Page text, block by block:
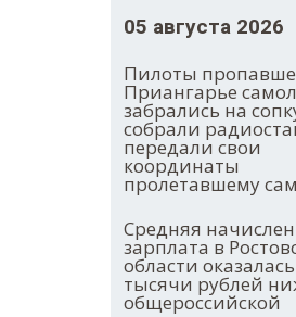
05 августа 2026
Пилоты
Приангарье
забрались на
собрали
передали свои
координаты
пролетавшему
Средняя
зарплата в
области
тысячи рублей
общероссийской